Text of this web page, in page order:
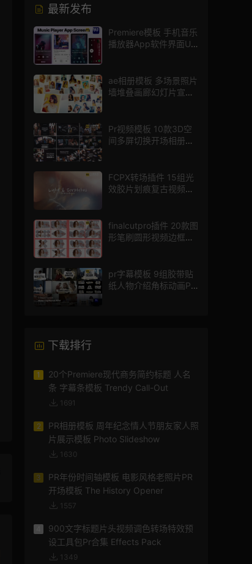
最新发布
Premiere模板 手机音乐
播放器App软件界面UI
ae相册模板 多场景照片
墙堆叠画廊幻灯片宣传
Pr视频模板 10款3D空
间多屏切换开场相册视
FCPX转场插件 15组光
效胶片划痕复古视频过
finalcutpro插件 20款图
形笔刷圆形视频边框遮
pr字幕模板 9组胶带贴
纸人物介绍角标动画PR
下载排行
1
20个Premiere现代商务简约标题 人名
条 字幕条模板 Trendy Call-Out
1691
2
PR相册模板 周年纪念情人节朋友家人照
片展示模板 Photo Slideshow
1630
3
PR年份时间轴模板 电影风格老照片PR
开场模板 The History Opener
1557
900文字标题片头视频调色转场特效预
设工具包Pr合集 Effects Pack
1349